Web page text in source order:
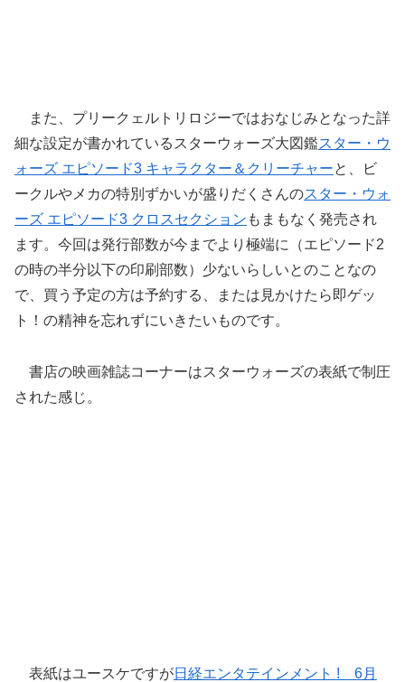
また、プリークェルトリロジーではおなじみとなった詳
細な設定が書かれているスターウォーズ大図鑑スター・ウ
ォーズ エピソード3 キャラクター＆クリーチャーと、ビ
ークルやメカの特別ずかいが盛りだくさんのスター・ウォ
ーズ エピソード3 クロスセクション もまもなく発売され
ます。今回は発行部数が今までより極端に（エピソード2
の時の半分以下の印刷部数）少ないらしいとのことなの
で、買う予定の方は予約する、または見かけたら即ゲッ
ト！の精神を忘れずにいきたいものです。
書店の映画雑誌コーナーはスターウォーズの表紙で制圧
された感じ。
表紙はユースケですが日経エンタテインメント ! 6月